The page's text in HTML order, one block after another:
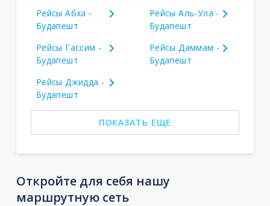
Рейсы Абха -
Будапешт
Рейсы Аль-Ула -
Будапешт
Рейсы Гассим -
Будапешт
Рейсы Даммам -
Будапешт
Рейсы Джидда -
Будапешт
ПОКАЗАТЬ ЕЩЕ
Откройте для себя нашу
маршрутную сеть